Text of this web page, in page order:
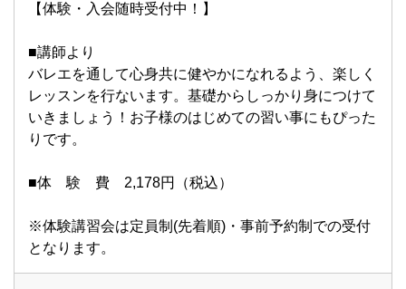
【体験・入会随時受付中！】
■講師より
バレエを通して心身共に健やかになれるよう、楽しく
レッスンを行ないます。基礎からしっかり身につけて
いきましょう！お子様のはじめての習い事にもぴった
りです。
■体 験 費 2,178円（税込）
※体験講習会は定員制(先着順)・事前予約制での受付
となります。